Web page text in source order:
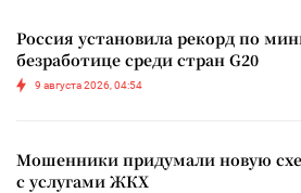
Россия установила рекорд по
безработице среди стран G20
9 августа 2026, 04:54
Мошенники придумали новую
с услугами ЖКХ